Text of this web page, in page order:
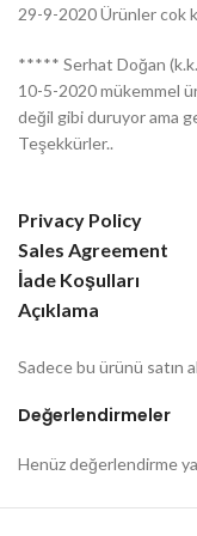
29-9-2020 Ürünler cok
***** Serhat Doğan
10-5-2020 mükemmel
değil gibi duruyor ama
Teşekkürler..
Privacy Policy
Sales Agreement
İade Koşulları
Açıklama
Değerlendirmeler
Henüz değerlendirme
Sadece bu ürünü satın